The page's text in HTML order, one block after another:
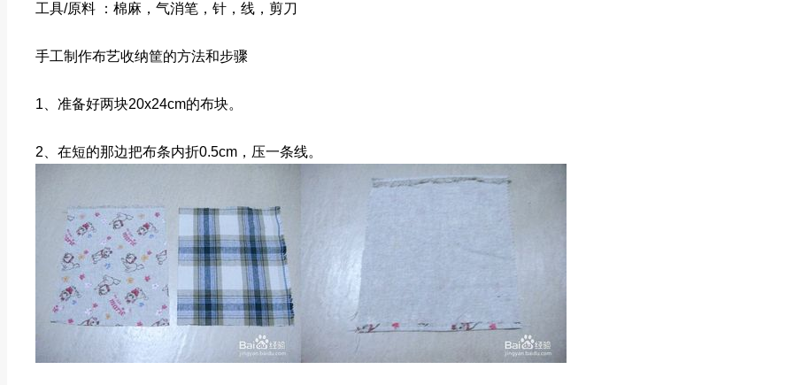
工具/原料 ：棉麻，气消笔，针，线，剪刀
手工制作布艺收纳筐的方法和步骤
1、准备好两块20x24cm的布块。
2、在短的那边把布条内折0.5cm，压一条线。